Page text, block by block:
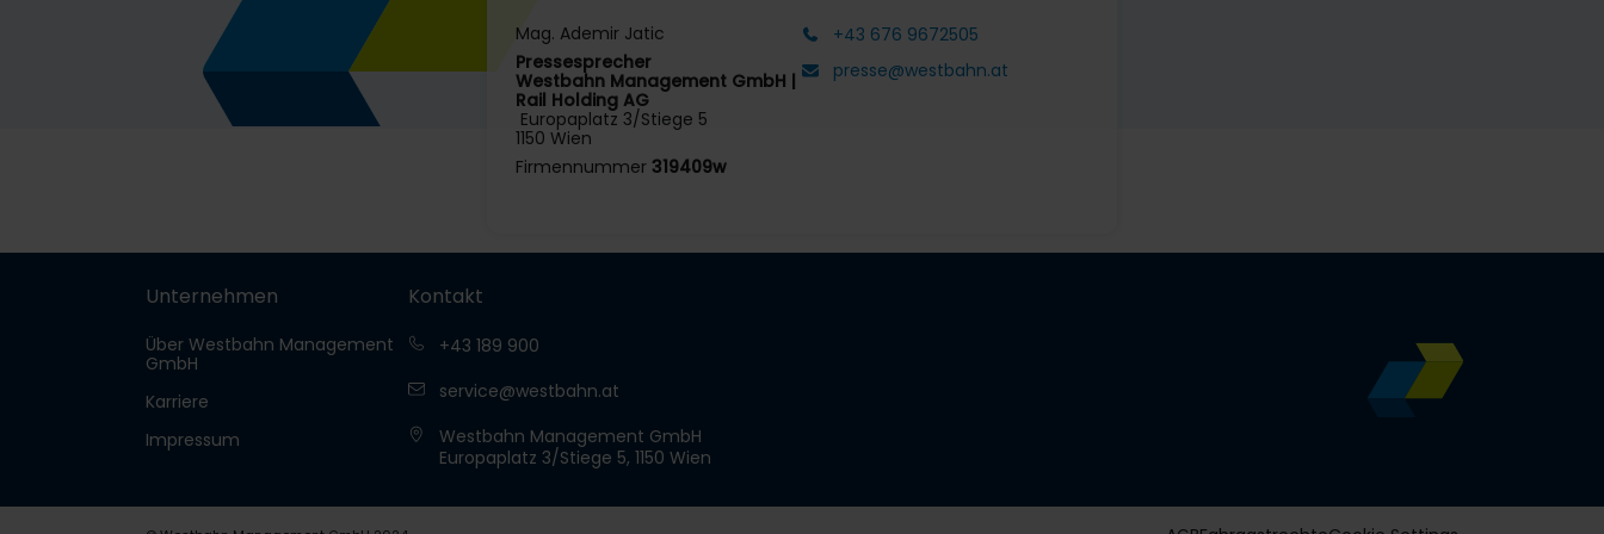
Mag. Ademir Jatic
Pressesprecher
Westbahn Management GmbH |
Rail Holding AG
Europaplatz 3/Stiege 5
1150 Wien
Firmennummer 319409w
+43 676 9672505
presse@westbahn.at
Unternehmen
Über Westbahn Management
GmbH
Karriere
Impressum
Kontakt
+43 189 900
service@westbahn.at
Westbahn Management GmbH
Europaplatz 3/Stiege 5, 1150 Wien